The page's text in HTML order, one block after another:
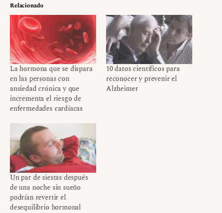
Relacionado
La hormona que se dispara
en las personas con
ansiedad crónica y que
incrementa el riesgo de
enfermedades cardíacas
10 datos científicos para
reconocer y prevenir el
Alzheimer
Un par de siestas después
de una noche sin sueño
podrían revertir el
desequilibrio hormonal